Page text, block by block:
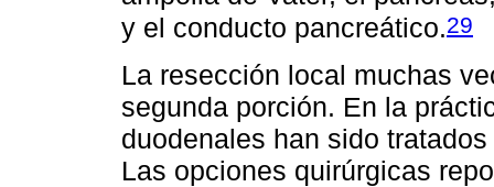
y el conducto pancreático.29
La resección local muchas
segunda porción. En la
duodenales han sido
Las opciones quirúrgicas